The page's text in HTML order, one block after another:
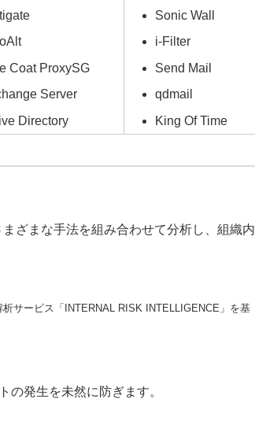
Coat ProxySG
Server
Directory
Sonic Wall
i-Filter
Send Mail
qdmail
King Of Time
ざまな手法を組み合わせて分析し、組織内
サービス「INTERNAL RISK INTELLIGENCE」を基
の発生を未然に防ぎます。